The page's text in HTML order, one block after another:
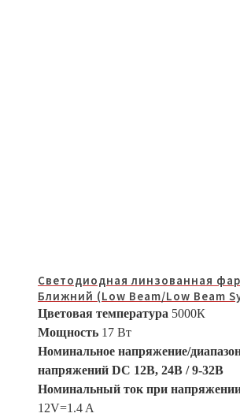
Светодиодная линзованная
Ближний (Low Beam/Low Beam
Цветовая температура 5000К
Мощность 17 Вт
Номинальное напряжение/
напряжений DC 12В, 24В / 9-32В
Номинальный ток при
12V=1.4 A